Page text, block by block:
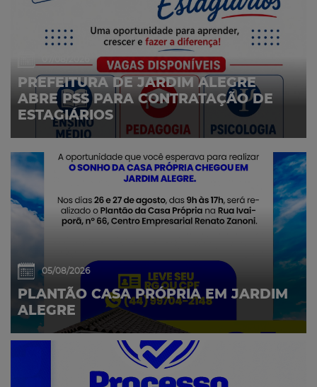
PREFEITURA DE JARDIM ALEGRE
ABRE PSS PARA CONTRATAÇÃO DE
ESTAGIÁRIOS
05/08/2026
PLANTÃO CASA PRÓPRIA EM JARDIM
ALEGRE